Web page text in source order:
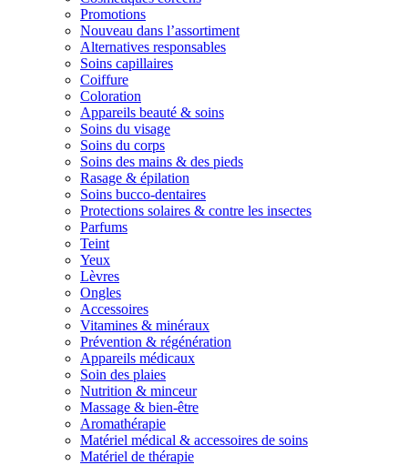
Promotions
Nouveau dans l’assortiment
Alternatives responsables
Soins capillaires
Coiffure
Coloration
Appareils beauté & soins
Soins du visage
Soins du corps
Soins des mains & des pieds
Rasage & épilation
Soins bucco-dentaires
Protections solaires & contre les insectes
Parfums
Teint
Yeux
Lèvres
Ongles
Accessoires
Vitamines & minéraux
Prévention & régénération
Appareils médicaux
Soin des plaies
Nutrition & minceur
Massage & bien-être
Aromathérapie
Matériel médical & accessoires de soins
Matériel de thérapie